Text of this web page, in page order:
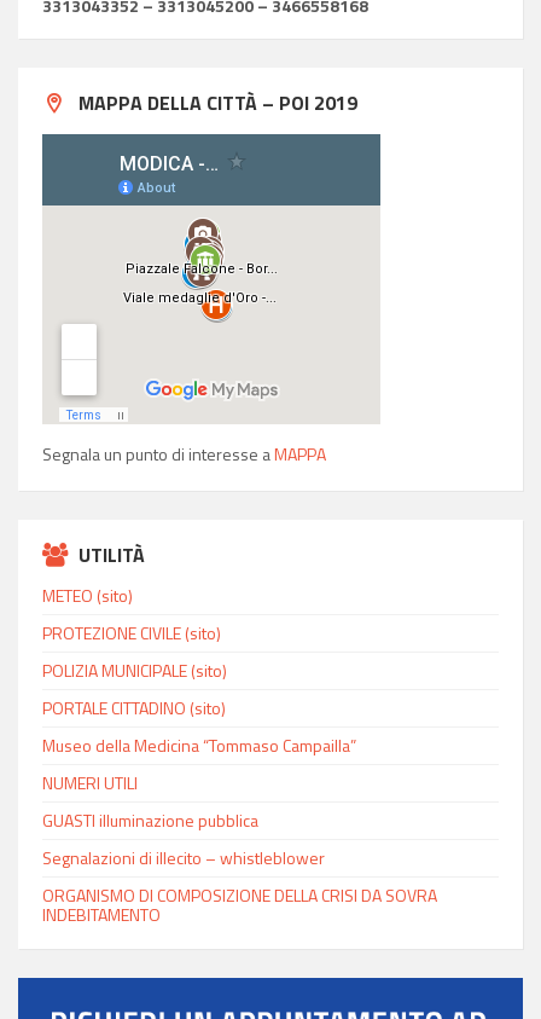
MAPPA DELLA CITTÀ – POI 2019
Segnala un punto di interesse aMAPPA
UTILITÀ
METEO (sito)
PROTEZIONE CIVILE (sito)
POLIZIA MUNICIPALE (sito)
PORTALE CITTADINO (sito)
Museo della Medicina “Tommaso Campailla”
NUMERI UTILI
GUASTI illuminazione pubblica
Segnalazioni di illecito – whistleblower
ORGANISMO DI COMPOSIZIONE DELLA CRISI DA SOVRA
INDEBITAMENTO